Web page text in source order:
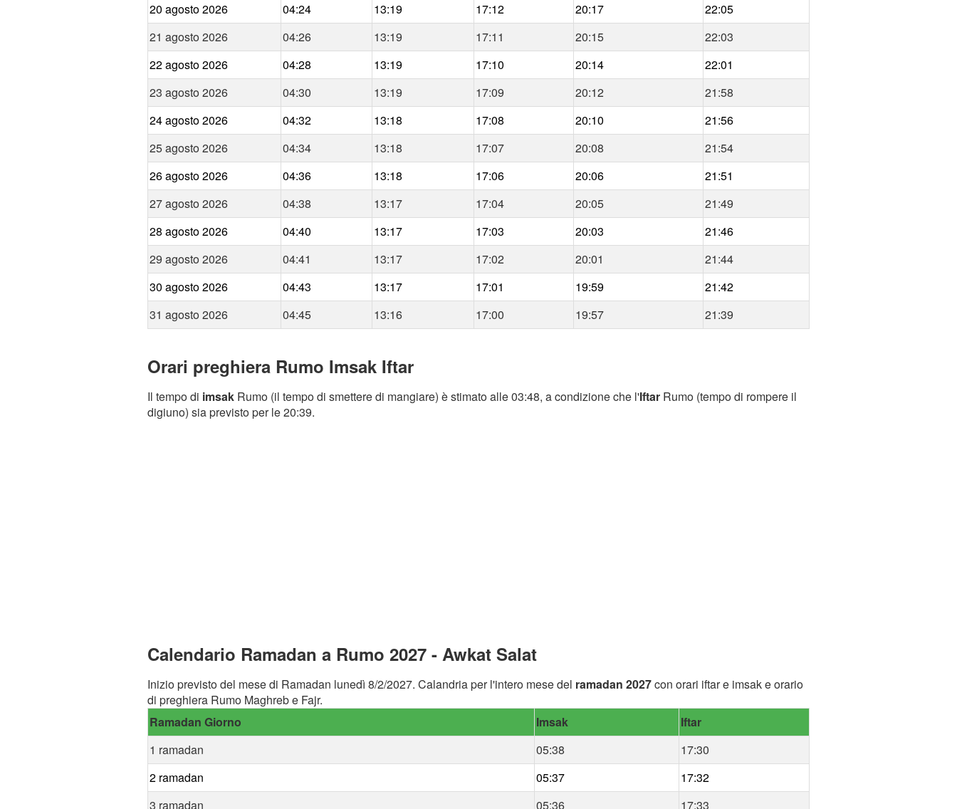
20 agosto 2026
04:24 13:19 17:12 20:17
22:05
21 agosto 2026
04:26 13:19 17:11 20:15
22:03
22 agosto 2026
04:28 13:19 17:10 20:14
22:01
23 agosto 2026
04:30 13:19 17:09 20:12
21:58
24 agosto 2026
04:32 13:18 17:08 20:10
21:56
25 agosto 2026
04:34 13:18 17:07 20:08
21:54
26 agosto 2026
04:36 13:18 17:06 20:06
21:51
27 agosto 2026
04:38 13:17 17:04 20:05
21:49
28 agosto 2026
04:40 13:17 17:03 20:03
21:46
29 agosto 2026
04:41 13:17 17:02 20:01
21:44
30 agosto 2026
04:43 13:17 17:01 19:59
21:42
31 agosto 2026
04:45 13:16 17:00 19:57 21:39
Orari preghiera Rumo Imsak Iftar
Il tempo di imsak Rumo (il tempo di smettere di mangiare) è stimato alle 03:48, a condizione che l'Iftar Rumo (tempo di rompere il
digiuno) sia previsto per le 20:39.
Calendario Ramadan a Rumo 2027 - Awkat Salat
Inizio previsto del mese di Ramadan lunedì 8/2/2027. Calandria per l'intero mese del ramadan 2027con orari iftar e imsak e orario
di preghiera Rumo Maghreb e Fajr.
Ramadan Giorno
Imsak
Iftar
1 ramadan
05:38
17:30
2 ramadan
05:37
17:32
3 ramadan
05:36 17:33